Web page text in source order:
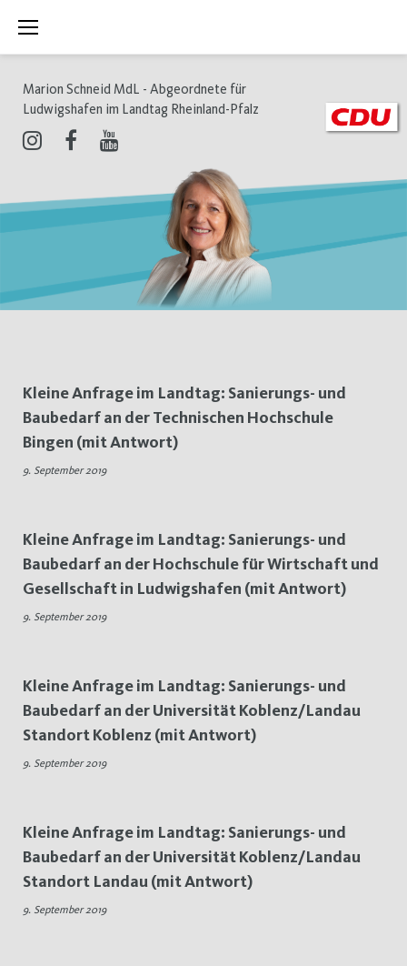
Inhalt
Marion Schneid MdL - Abgeordnete für
Ludwigshafen im Landtag Rheinland-Pfalz
Tag:
9.
September
Kleine Anfrage im Landtag: Sanierungs- und
Baubedarf an der Technischen Hochschule
Bingen (mit Antwort)
9. September 2019
Kleine Anfrage im Landtag: Sanierungs- und
Baubedarf an der Hochschule für Wirtschaft und
Gesellschaft in Ludwigshafen (mit Antwort)
9. September 2019
Kleine Anfrage im Landtag: Sanierungs- und
Baubedarf an der Universität Koblenz/Landau
Standort Koblenz (mit Antwort)
9. September 2019
Kleine Anfrage im Landtag: Sanierungs- und
Baubedarf an der Universität Koblenz/Landau
Standort Landau (mit Antwort)
9. September 2019